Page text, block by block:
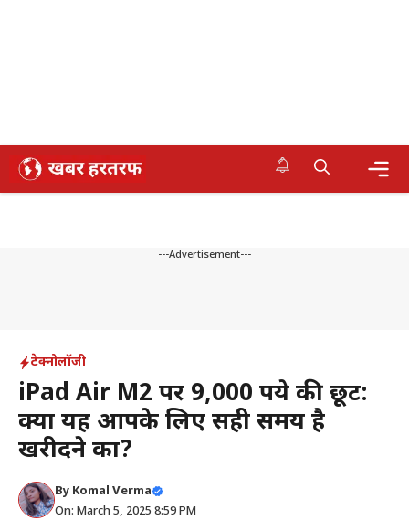
Skip
---Advertisement---
टेक्नोलॉजी
iPad Air M2 पर 9,000 रुपये की छूट:
क्या यह आपके लिए सही समय है
खरीदने का?
By Komal Verma
On: March 5, 2025 8:59 PM